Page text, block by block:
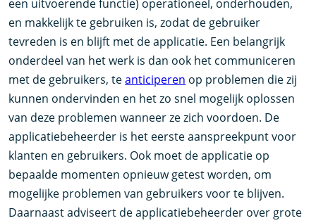
een uitvoerende functie) operationeel, onderhouden,
en makkelijk te gebruiken is, zodat de gebruiker
tevreden is en blijft met de applicatie. Een belangrijk
onderdeel van het werk is dan ook het communiceren
met de gebruikers, teanticiperen op problemen die zij
kunnen ondervinden en het zo snel mogelijk oplossen
van deze problemen wanneer ze zich voordoen. De
applicatiebeheerder is het eerste aanspreekpunt voor
klanten en gebruikers. Ook moet de applicatie op
bepaalde momenten opnieuw getest worden, om
mogelijke problemen van gebruikers voor te blijven.
Daarnaast adviseert de applicatiebeheerder over grote